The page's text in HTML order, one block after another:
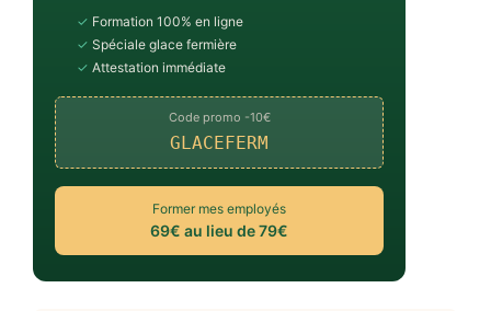
✓ Formation 100% en ligne
✓ Spéciale glace fermière
✓ Attestation immédiate
Code promo -10€
GLACEFERM
Former mes employés
69€ au lieu de 79€